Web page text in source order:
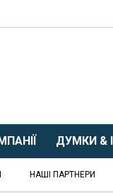
ДУМКИ &
НАШІ ПАРТНЕРИ